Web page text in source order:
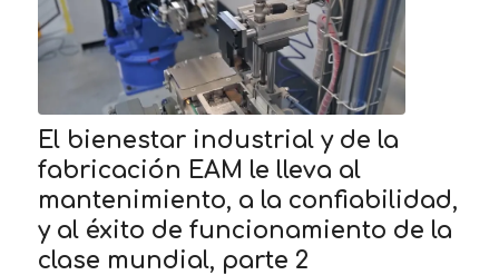
El bienestar industrial y de la
fabricación EAM le lleva al
mantenimiento, a la confiabilidad,
y al éxito de funcionamiento de la
clase mundial, parte 2